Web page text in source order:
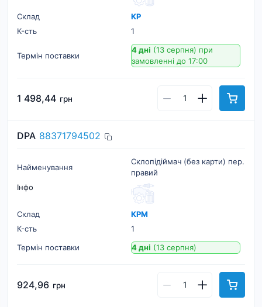
Склад
КР
К-cть
1
Термін поставки
4 дні (13 серпня) при
замовленні до 17:00
1 498,44 грн
DPA 88371794502
Найменування
Склопідіймач (без карти) пер.
правий
Інфо
Склад
КРМ
К-cть
1
Термін поставки
4 дні (13 серпня)
924,96 грн